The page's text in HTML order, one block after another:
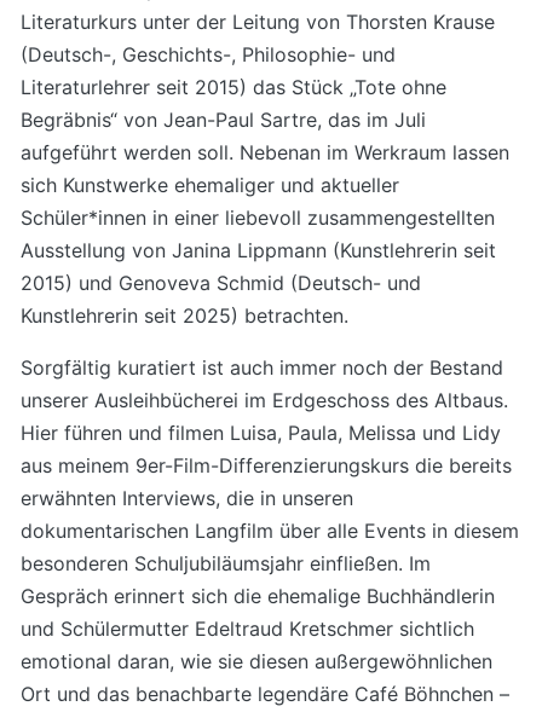
Literaturkurs unter der Leitung von Thorsten Krause
(Deutsch-, Geschichts-, Philosophie- und
Literaturlehrer seit 2015) das Stück „Tote ohne
Begräbnis“ von Jean-Paul Sartre, das im Juli
aufgeführt werden soll. Nebenan im Werkraum lassen
sich Kunstwerke ehemaliger und aktueller
Schüler*innen in einer liebevoll zusammengestellten
Ausstellung von Janina Lippmann (Kunstlehrerin seit
2015) und Genoveva Schmid (Deutsch- und
Kunstlehrerin seit 2025) betrachten.
Sorgfältig kuratiert ist auch immer noch der Bestand
unserer Ausleihbücherei im Erdgeschoss des Altbaus.
Hier führen und filmen Luisa, Paula, Melissa und Lidy
aus meinem 9er-Film-Differenzierungskurs die bereits
erwähnten Interviews, die in unseren
dokumentarischen Langfilm über alle Events in diesem
besonderen Schuljubiläumsjahr einfließen. Im
Gespräch erinnert sich die ehemalige Buchhändlerin
und Schülermutter Edeltraud Kretschmer sichtlich
emotional daran, wie sie diesen außergewöhnlichen
Ort und das benachbarte legendäre Café Böhnchen –